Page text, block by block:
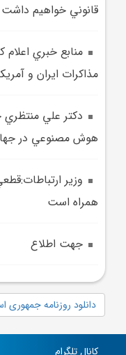
قانوني خواهيم داشت
منابع خبري اعلام
مذاکرات ايران و
دکتر علي منتظري
هوش مصنوعي در
وزير
همراه است
جهت اطلاع
دانلود روزنامه جمهوری اسلامی چهار
کانال تلگرام